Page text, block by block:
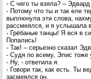
- С чего ты взяла? – Эдвард
- Потому что ты и так еле
выплюнула эти слова,
рассмеялся, и я услышала
- Грёбаные танцы! Я вся в
Попались!
- Так! – серьезно сказал
- Судя по всему, Элис тоже
- Ну, - ответила я.
- Говори так, как есть. Ты
засмеялся он.